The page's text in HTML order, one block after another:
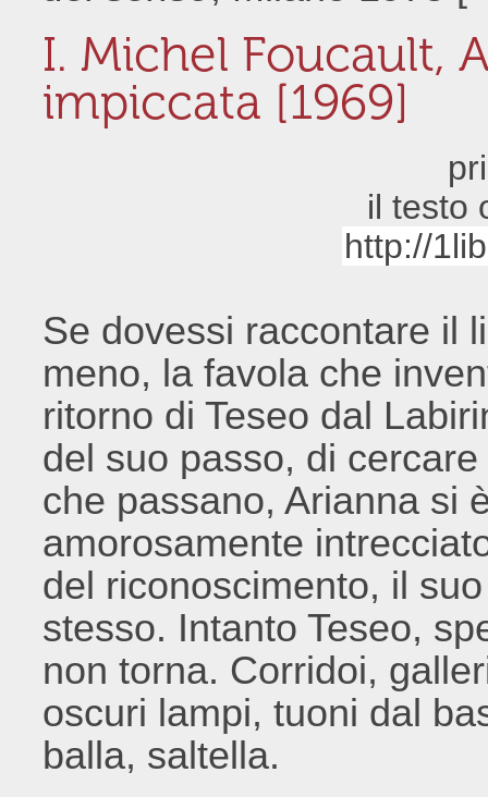
I. Michel Foucault,
impiccata [1969]
il testo
http://
Se dovessi raccontare il
meno, la favola che
ritorno di Teseo dal
del suo passo, di
che passano, Arianna si
amorosamente
del riconoscimento, il
stesso. Intanto Teseo,
non torna. Corridoi,
oscuri lampi, tuoni dal
balla, saltella.